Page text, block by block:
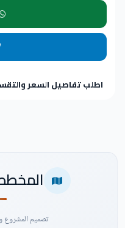
اطلب تفاصيل السعر
تصميم المشروع